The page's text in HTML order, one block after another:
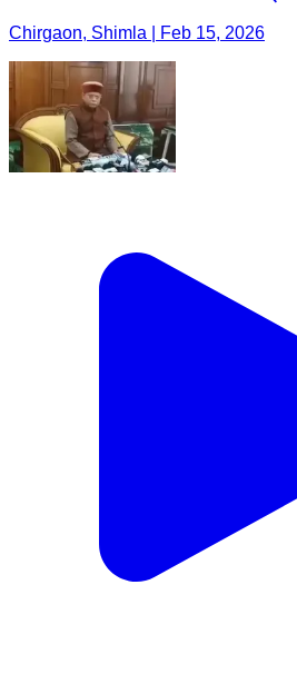
Chirgaon, Shimla | Feb 15, 2026